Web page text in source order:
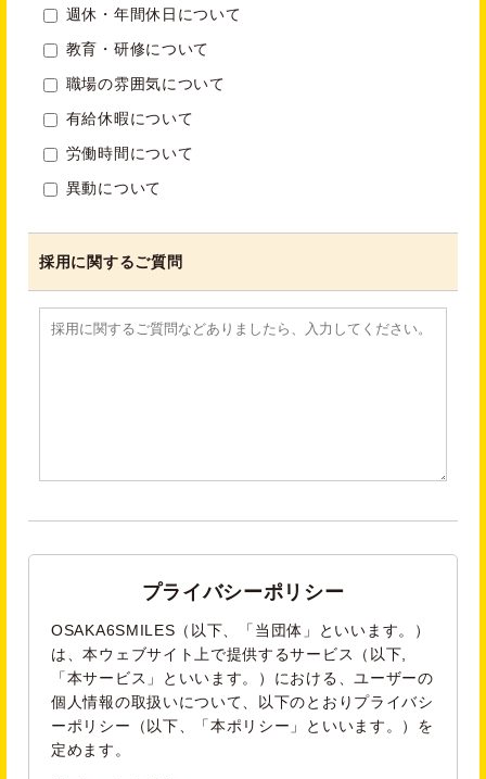
週休・年間休日について
教育・研修について
職場の雰囲気について
有給休暇について
労働時間について
異動について
採用に関するご質問
プライバシーポリシー
OSAKA6SMILES（以下、「当団体」といいます。）
は、本ウェブサイト上で提供するサービス（以下,
「本サービス」といいます。）における、ユーザーの
個人情報の取扱いについて、以下のとおりプライバシ
ーポリシー（以下、「本ポリシー」といいます。）を
定めます。